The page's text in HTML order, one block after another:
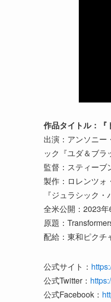
作品タイトル：『
出演：アンソニー
ック『ユダ＆ブラ
監督：スティーブ
製作：ロレンツォ
『ジュラシック
全米公開：2023年
原題：
配給：東和ピクチ
公式サイト：
公式Twitter：
公式Facebook：